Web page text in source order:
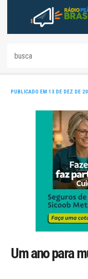
PUBLICADO EM 13 DE DEZ DE
Um ano para